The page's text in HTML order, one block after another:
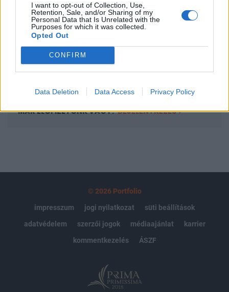
I want to opt-out of Collection, Use,
Retention, Sale, and/or Sharing of my
Personal Data that Is Unrelated with the
Purposes for which it was collected.
Opted Out
CONFIRM
Data Deletion Data Access Privacy Policy
Az előfizetés a következőket tartalmazza:
Portfolio.hu teljes cikkarchívum
Kötéslisták: BÉT elmúlt 2 év napon belüli
kötéslistái
Előfizetés
MÁR ELŐFIZETŐNK VAGY?BEJELENTKEZÉS
© 2026 Portfolio
impresszum
jogi nyilatkozat
süti beállítások
adatvédelem
szerzői jogok médiaajánlat
karrier
kommentkezelés
ÁSZF